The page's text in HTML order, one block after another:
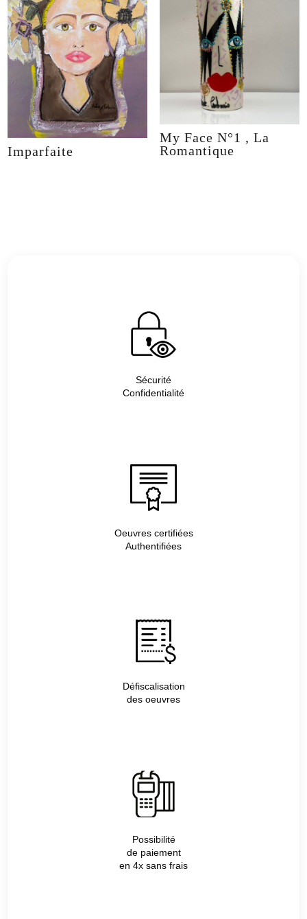
Imparfaite
My Face N°1 , La
Romantique
Sécurité
Confidentialité
Oeuvres certifiées
Authentifiées
Défiscalisation
des oeuvres
Possibilité
de paiement
en 4x sans frais